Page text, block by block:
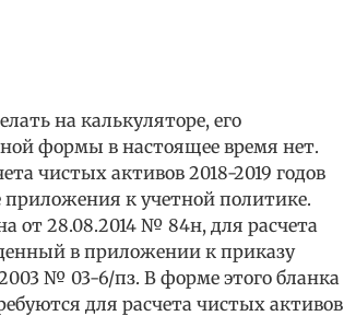
на калькуляторе, его
формы в настоящее время нет.
чистых активов 2018-2019 годов
приложения к учетной политике.
от 28.08.2014 № 84н, для расчета
в приложении к приказу
№ 03-6/пз. В форме этого бланка
для расчета чистых активов